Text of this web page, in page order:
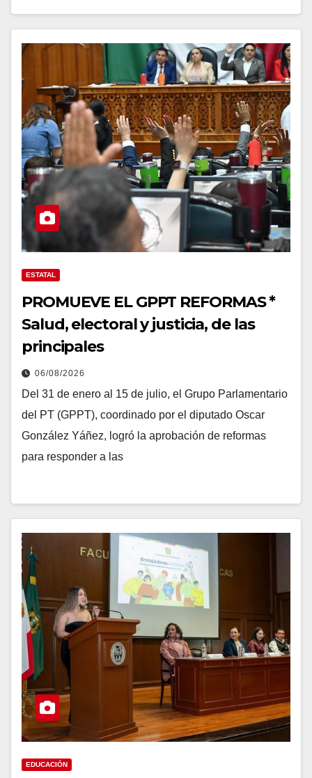
ESTATAL
PROMUEVE EL GPPT REFORMAS *
Salud, electoral y justicia, de las
principales
06/08/2026
Del 31 de enero al 15 de julio, el Grupo Parlamentario
del PT (GPPT), coordinado por el diputado Oscar
González Yáñez, logró la aprobación de reformas
para responder a las
EDUCACIÓN